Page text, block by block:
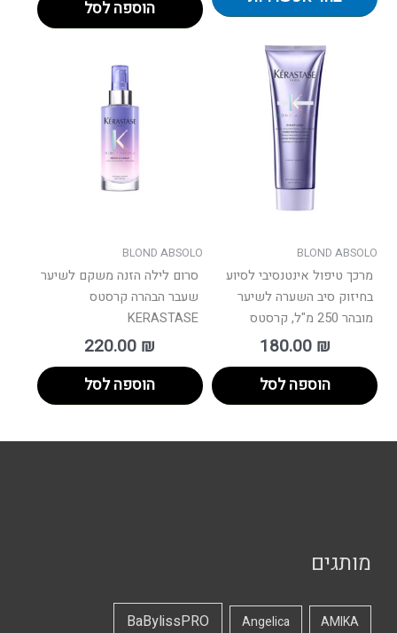
הוספה לסל
BLOND ABSOLO
מרכך טיפול אינטנסיבי לסיוע
בחיזוק סיב השערה לשיער
מובהר 250 מ"ל, קרסטס
180.00 ₪
הוספה לסל
BLOND ABSOLO
סרום לילה הזנה משקם לשיער
שעבר הבהרה קרסטס
KERASTASE
220.00 ₪
הוספה לסל
מותגים
AMIKA
Angelica
BaBylissPRO